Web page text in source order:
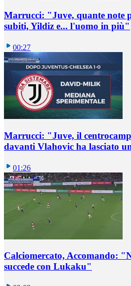
Marrucci: "Juve, quante note
subiti, Yildiz e... l'uomo in più"
00:27
Marrucci: "Juve, il
davanti Vlahovic ha lasciato
01:26
Calciomercato, Accomando:
succede con Lukaku"